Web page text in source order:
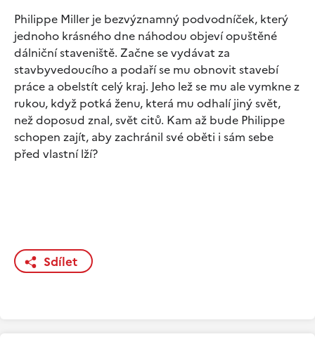
Philippe Miller je bezvýznamný podvodníček, který
jednoho krásného dne náhodou objeví opuštěné
dálniční staveniště. Začne se vydávat za
stavbyvedoucího a podaří se mu obnovit stavebí
práce a obelstít celý kraj. Jeho lež se mu ale vymkne z
rukou, když potká ženu, která mu odhalí jiný svět,
než doposud znal, svět citů. Kam až bude Philippe
schopen zajít, aby zachránil své oběti i sám sebe
před vlastní lží?
Sdílet